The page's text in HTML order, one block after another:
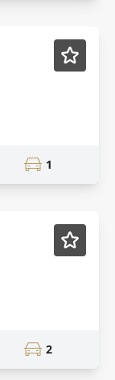
Mobiliado
1
Mobiliado
2